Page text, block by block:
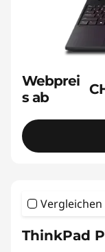
Webprei
s ab
Vergleichen
ThinkPad